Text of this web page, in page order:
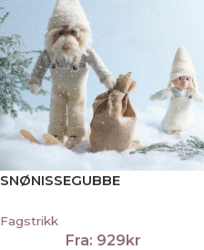
SNØNISSEGUBBE
Fagstrikk
Fra: 929kr